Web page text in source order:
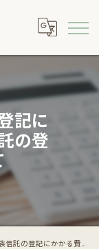
記に
の登
かかる費用｜不動産信託の登録免許税について